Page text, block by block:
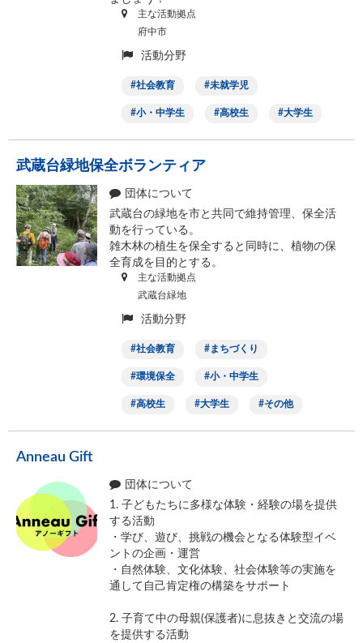
主な活動拠点
府中市
活動分野
社会教育 未就学児
小・中学生 高校生 大学生
武蔵台緑地保全ボランティア
団体について
武蔵台の緑地を市と共同で維持管理、保全活
動を行っている。
雑木林の植生を保全すると同時に、植物の保
全育成を目的とする。
主な活動拠点
武蔵台緑地
活動分野
社会教育 まちづくり
環境保全 小・中学生
高校生 大学生 その他
Anneau Gift
団体について
1. 子どもたちに多様な体験・経験の場を提供
する活動
・学び、遊び、挑戦の機会となる体験型イベ
ントの企画・運営
・自然体験、文化体験、社会体験等の実施を
通して自己肯定権の構築をサポート
2. 子育て中の母親(保護者)に息抜きと交流の場
を提供する活動